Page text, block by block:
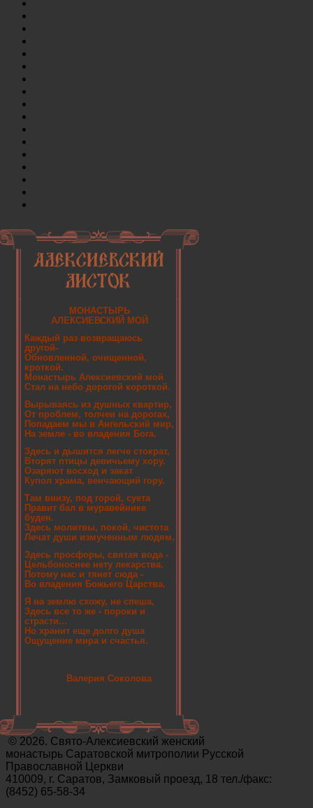
МОНАСТЫРЬ
АЛЕКСИЕВСКИЙ МОЙ
Каждый раз возвращаюсь
другой-
Обновленной, очищенной,
кроткой.
Монастырь Алексиевский мой
Стал на небо дорогой короткой.
Вырываясь из душных квартир,
От проблем, толчеи на дорогах,
Попадаем мы в Ангельский мир,
На земле - во владения Бога.
Здесь и дышится легче стократ,
Вторят птицы девичьему хору.
Озаряют восход и закат
Купол храма, венчающий гору.
Там внизу, под горой, суета
Правит бал в муравейнике
буден.
Здесь молитвы, покой, чистота
Лечат души измученным людям.
Здесь просфоры, святая вода -
Цельбоноснее нету лекарства.
Потому нас и тянет сюда -
Во владения Божьего Царства.
Я на землю схожу, не спеша,
Здесь все то же - пороки и
страсти...
Но хранит еще долго душа
Ощущение мира и счастья.
Валерия Соколова
© 2026. Свято-Алексиевский женский
монастырь Саратовской митрополии Русской
Православной Церкви
410009, г. Саратов, Замковый проезд, 18 тел./факс:
(8452) 65-58-34